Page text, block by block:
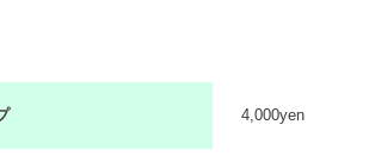
4,000yen